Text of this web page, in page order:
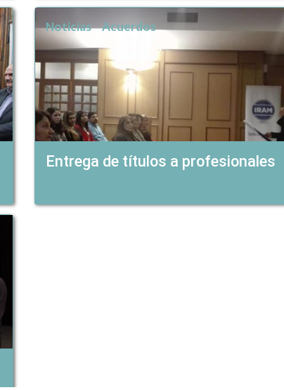
Noticias Acuerdos
Entrega de títulos a profesionales